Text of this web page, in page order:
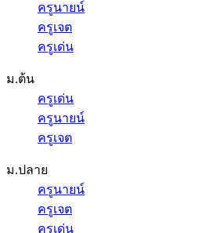
ครูนายน์
ครูเจต
ครูเด่น
ม.ต้น
ครูเด่น
ครูนายน์
ครูเจต
ม.ปลาย
ครูนายน์
ครูเจต
ครูเด่น